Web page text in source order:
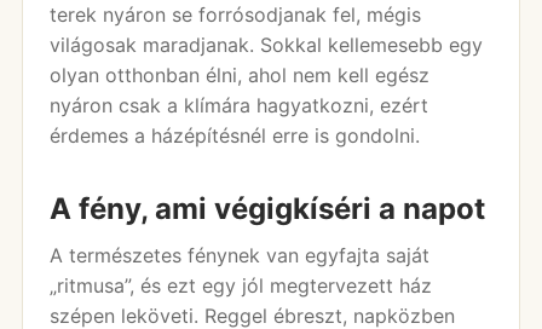
terek nyáron se forrósodjanak fel, mégis
világosak maradjanak. Sokkal kellemesebb egy
olyan otthonban élni, ahol nem kell egész
nyáron csak a klímára hagyatkozni, ezért
érdemes a házépítésnél erre is gondolni.
A fény, ami végigkíséri a napot
A természetes fénynek van egyfajta saját
„ritmusa”, és ezt egy jól megtervezett ház
szépen leköveti. Reggel ébreszt, napközben